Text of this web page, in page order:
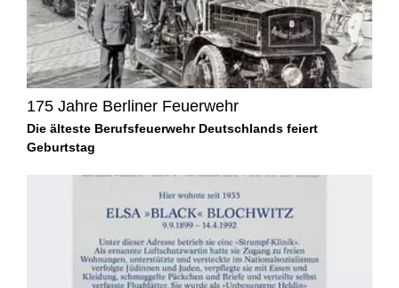
175 Jahre Berliner Feuerwehr
Die älteste Berufsfeuerwehr Deutschlands feiert
Geburtstag